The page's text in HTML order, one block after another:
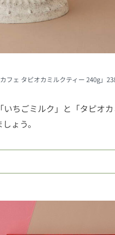
フェ タピオカミルクティー 240g」
ちごミルク」と「タピオ
ょう。